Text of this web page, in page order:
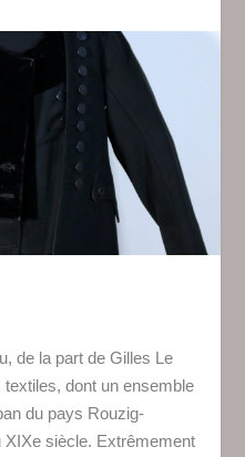
de la part de Gilles Le
dont un ensemble
du pays Rouzig-
XIXe siècle. Extrêmement